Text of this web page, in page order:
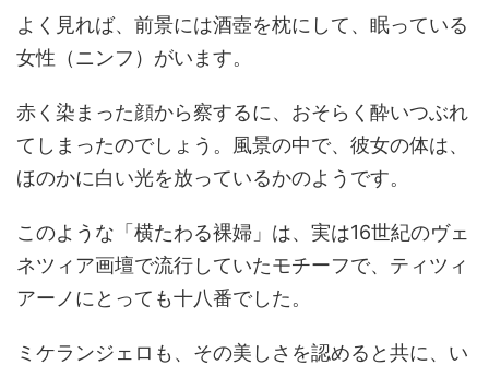
よく見れば、前景には酒壺を枕にして、眠っている
女性（ニンフ）がいます。
赤く染まった顔から察するに、おそらく酔いつぶれ
てしまったのでしょう。風景の中で、彼女の体は、
ほのかに白い光を放っているかのようです。
このような「横たわる裸婦」は、実は16世紀のヴェ
ネツィア画壇で流行していたモチーフで、ティツィ
アーノにとっても十八番でした。
ミケランジェロも、その美しさを認めると共に、い